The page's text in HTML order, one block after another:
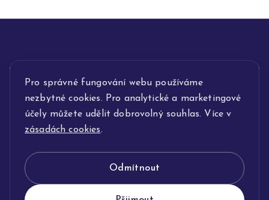
Pro správné fungování webu používáme
nezbytné cookies. Pro analytické a marketingové
účely můžete udělit dobrovolný souhlas. Více v
zásadách cookies.
Odmítnout
INFORMACE
POPIS SLUŽEB
KLENOTNICTVÍ JOLLEO